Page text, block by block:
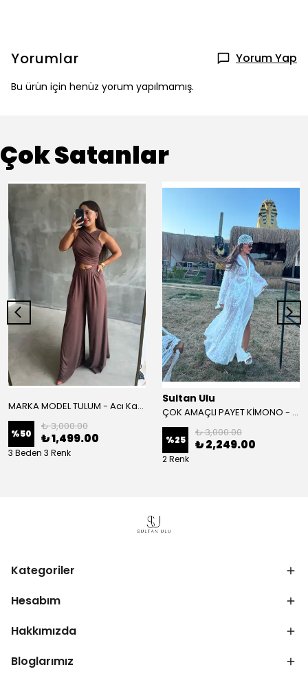
Yorumlar Yorum Yap
Bu ürün için henüz yorum yapılmamış.
Çok Satanlar
MARKA MODEL TULUM - Acı Kahve
%50
₺ 3,000.00
₺ 1,499.00
3 Beden 3 Renk
Sultan Ulu
ÇOK AMAÇLI PAYET KİMONO - Beyaz
%25
₺ 3,000.00
₺ 2,249.00
2 Renk
Kategoriler
Hesabım
Hakkımızda
Bloglarımız